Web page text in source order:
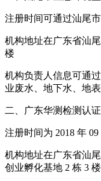
注册时间可通过汕尾
机构地址在广东省汕
楼
机构负责人信息可通
业废水、地下水、地
二、广东华测检测认
注册时间为 2018 年 09
机构地址在广东省汕
创业孵化基地 2 栋 3 楼